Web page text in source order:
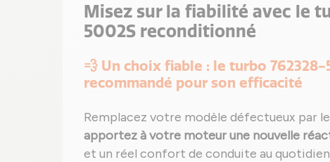
Misez sur la fiabilité avec le
5002S reconditionné
💨 Un choix fiable : le turbo
recommandé pour son efficacité
Remplacez votre modèle défectueux par
apportez à votre moteur une nouvelle
et un réel confort de conduite au